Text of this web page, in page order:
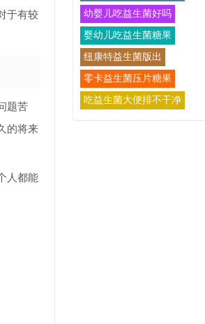
于有较
题苦
的将来
人都能
幼婴儿吃益生菌好吗
婴幼儿吃益生菌糖果
纽康特益生菌版出
零卡益生菌压片糖果
吃益生菌大便排不干净